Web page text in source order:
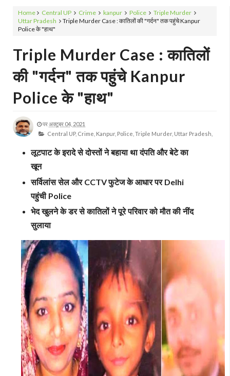
Home Central UP Crime kanpur Police
Triple Murder
Uttar Pradesh
Triple Murder Case : कातिलों की "गर्दन" तक पहुंचे Kanpur
Police के "हाथ"
Triple Murder Case : कातिलों
की "गर्दन" तक पहुंचे Kanpur
Police के "हाथ"
परअक्टूबर 04, 2021
Central UP, Crime, Kanpur, Police, Triple Murder, Uttar Pradesh,
लूटपाट के इरादे से दोस्तों ने बहाया था दंपति और बेटे का
खून
सर्विलांस सेल और CCTVफुटेज के आधार पर Delhi
पहुंची Police
भेद खुलने के डर से कातिलों ने पूरे परिवार को मौत की नींद
सुलाया